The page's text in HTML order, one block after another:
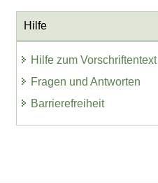
Hilfe
Hilfe zum Vorschriftentext
Fragen und Antworten
Barrierefreiheit